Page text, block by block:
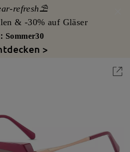
refresh⛱️
& -30% auf Gläser
Sommer30
>